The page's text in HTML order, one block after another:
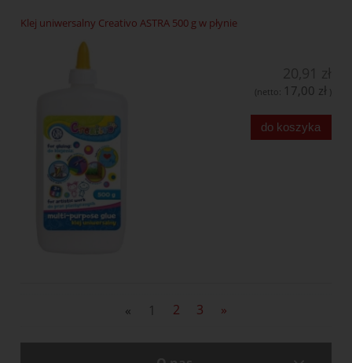
Klej uniwersalny Creativo ASTRA 500 g w płynie
(netto: 17,00 zł )
do koszyka
« 1 2 3 »